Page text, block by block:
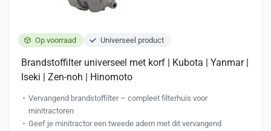
productpagina
Op voorraad Universeel product
Brandstoffilter universeel met korf | Kubota | Yanmar |
Iseki | Zen-noh | Hinomoto
Vervangend brandstoffilter – compleet filterhuis voor
minitractoren
Geef je minitractor een tweede adem met dit vervangend